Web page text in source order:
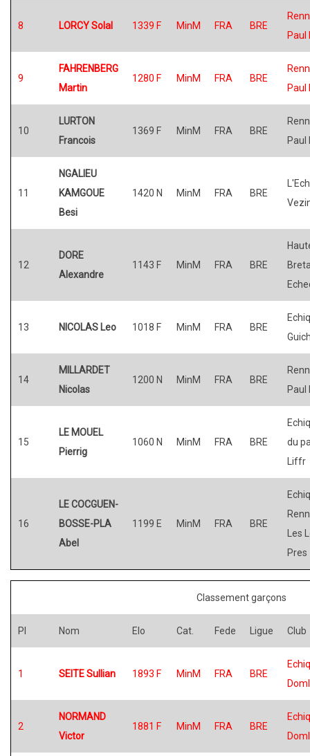
8 LORCY Solal 1339 F MinM FRA BRE
Paul
9
FAHRENBERG
Martin
1280 F MinM FRA BRE
Paul
10
LURTON
Francois
1369 F MinM FRA BRE
Paul
11
NGALIEU
KAMGOUE
Besi
1420 N MinM FRA BRE
12
DORE
Alexandre
1143 F MinM FRA BRE
13 NICOLAS Leo 1018 F MinM FRA BRE
14
MILLARDET
Nicolas
1200 N MinM FRA BRE
Paul
15
LE MOUEL
Pierrig
1060 N MinM FRA BRE
du
Liffr
16
LE COCGUEN-
BOSSE-PLA
Abel
1199 E MinM FRA BRE
Les
Pres
Classement garçons
Pl Nom Elo Cat. Fede Ligue Club
1 SEITE Sullian 1893 F MinM FRA BRE
2
NORMAND
Victor
1881 F MinM FRA BRE